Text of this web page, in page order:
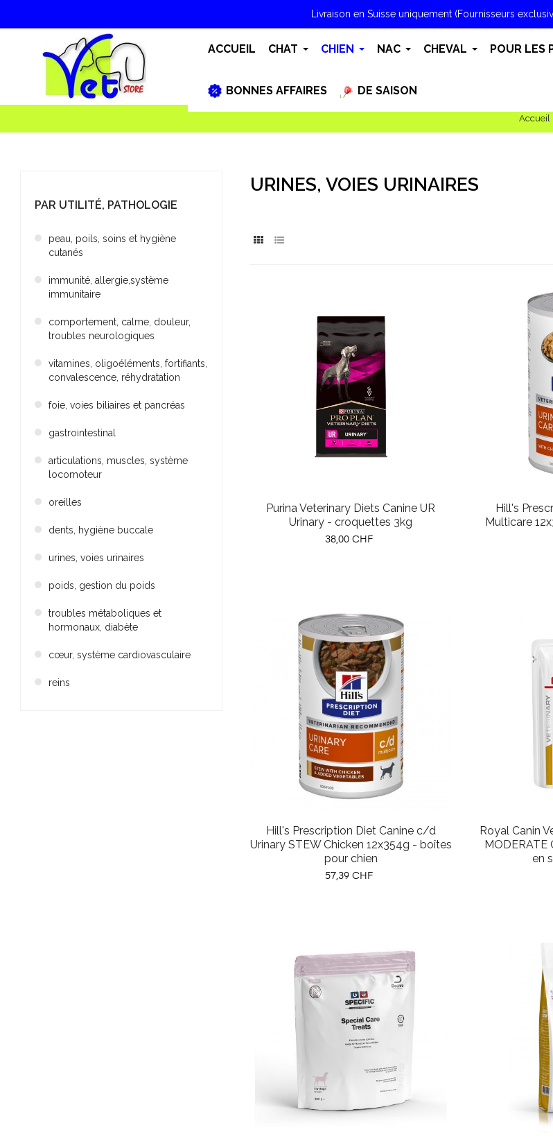
Livraison en Suisse uniquement (Fournisseurs
ACCUEIL CHAT CHIEN NAC CHEVAL POUR LES
BONNES AFFAIRES DE SAISON
Accueil
PAR UTILITÉ, PATHOLOGIE
peau, poils, soins et hygiène
cutanés
immunité, allergie,système
immunitaire
comportement, calme, douleur,
troubles neurologiques
vitamines, oligoéléments, fortifiants,
convalescence, réhydratation
foie, voies biliaires et pancréas
gastrointestinal
articulations, muscles, système
locomoteur
oreilles
dents, hygiène buccale
urines, voies urinaires
poids, gestion du poids
troubles métaboliques et
hormonaux, diabète
cœur, système cardiovasculaire
reins
URINES, VOIES URINAIRES
Purina Veterinary Diets Canine UR
Urinary - croquettes 3kg
Prix
38,00 CHF
Hill's
Multicare
Hill's Prescription Diet Canine c/d
Urinary STEW Chicken 12x354g - boîtes
pour chien
Prix
57,39 CHF
Royal Canin
MODERATE
en